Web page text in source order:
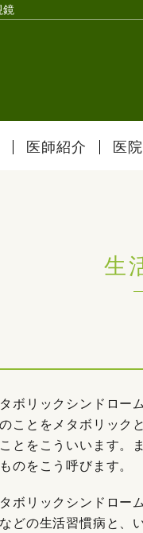
鏡
医師紹介 医
生
タボリックシンドロー
ことをメタボリック
とをこういいます。
のをこう呼びます。
タボリックシンドロー
どの生活習慣病と、